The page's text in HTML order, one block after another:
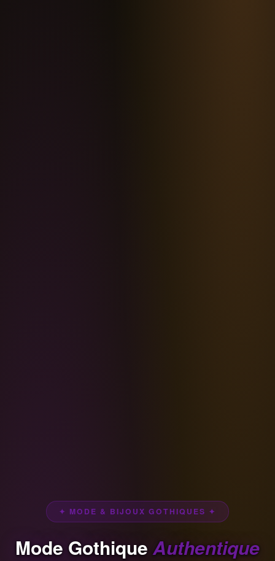
✦ MODE & BIJOUX GOTHIQUES ✦
Mode Gothique Authentique